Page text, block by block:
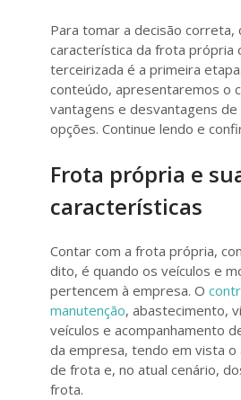
Para tomar a decisão correta,
característica da frota própria
terceirizada é a primeira
conteúdo, apresentaremos o
vantagens e desvantagens de
opções. Continue lendo e
Frota própria e
características
Contar com a frota própria,
dito, é quando os veículos e
pertencem à empresa. O
manutenção, abastecimento,
veículos e acompanhamento
da empresa, tendo em vista
de frota e, no atual cenário,
frota.